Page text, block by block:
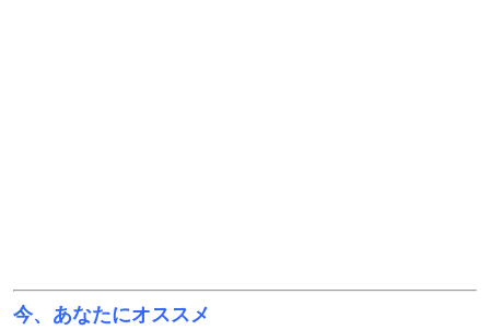
今、あなたにオススメ